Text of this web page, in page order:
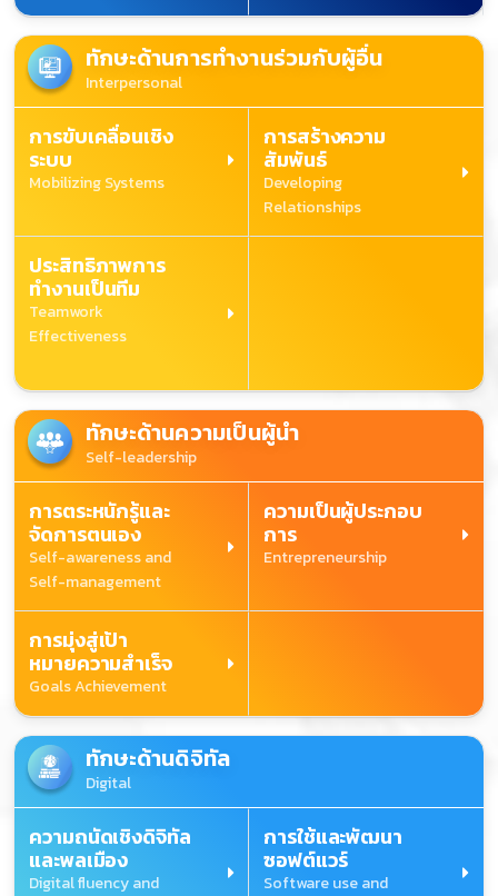
ทักษะด้านการทำงานร่วมกับผู้อื่น
Interpersonal
การขับเคลื่อนเชิง
ระบบ
Mobilizing Systems
การสร้างความ
สัมพันธ์
Developing
Relationships
ประสิทธิภาพการ
ทำงานเป็นทีม
Teamwork
Effectiveness
ทักษะด้านความเป็นผู้นำ
Self-leadership
การตระหนักรู้และ
จัดการตนเอง
Self-awareness and
Self-management
ความเป็นผู้ประกอบ
การ
Entrepreneurship
การมุ่งสู่เป้า
หมายความสำเร็จ
Goals Achievement
ทักษะด้านดิจิทัล
Digital
ความถนัดเชิงดิจิทัล
และพลเมือง
Digital fluency and
การใช้และพัฒนา
ซอฟต์แวร์
Software use and